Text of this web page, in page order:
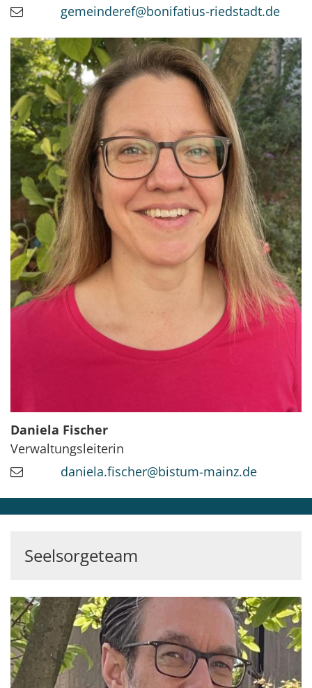
gemeinderef@bonifatius-riedstadt.de
Daniela Fischer
Verwaltungsleiterin
daniela.fischer@bistum-mainz.de
Seelsorgeteam